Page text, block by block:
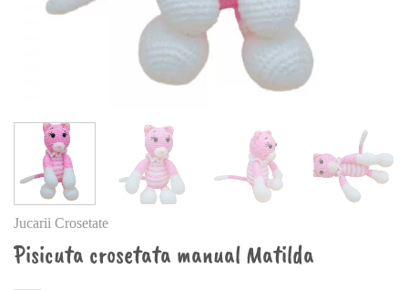
Jucarii Crosetate
Pisicuta crosetata manual Matilda